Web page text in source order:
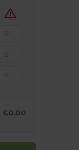
€0.00